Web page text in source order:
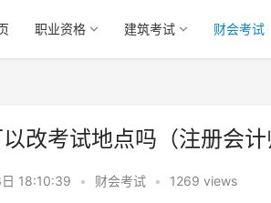
职业资格 建筑考试 财会考试
改考试地点吗（注册会计
18:10:39 • 财会考试 • 1269 views